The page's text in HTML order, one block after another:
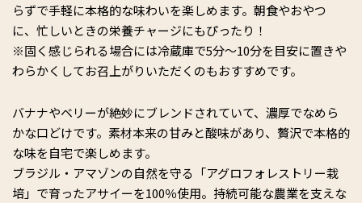
らずで手軽に本格的な味わいを楽しめます。朝食やおやつ
に、忙しいときの栄養チャージにもぴったり！
※固く感じられる場合には冷蔵庫で5分～10分を目安に置きや
わらかくしてお召上がりいただくのもおすすめです。
バナナやベリーが絶妙にブレンドされていて、濃厚でなめら
かな口どけです。素材本来の甘みと酸味があり、贅沢で本格的
な味を自宅で楽しめます。
ブラジル・アマゾンの自然を守る「アグロフォレストリー栽
培」で育ったアサイーを100％使用。持続可能な農業を支えな